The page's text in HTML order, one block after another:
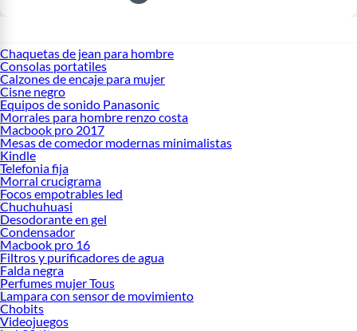
Chaquetas de jean para hombre
Consolas portatiles
Calzones de encaje para mujer
Cisne negro
Equipos de sonido Panasonic
Morrales para hombre renzo costa
Macbook pro 2017
Mesas de comedor modernas minimalistas
Kindle
Telefonia fija
Morral crucigrama
Focos empotrables led
Chuchuhuasi
Desodorante en gel
Condensador
Macbook pro 16
Filtros y purificadores de agua
Falda negra
Perfumes mujer Tous
Lampara con sensor de movimiento
Chobits
Videojuegos